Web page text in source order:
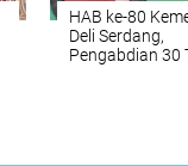
HAB ke-80
Deli Serdang,
Pengabdian 30